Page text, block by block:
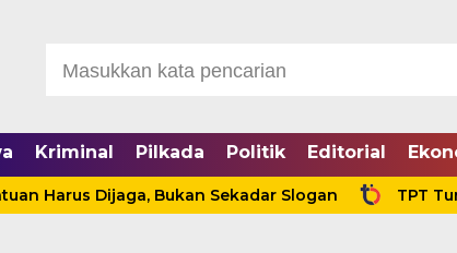
Kriminal Pilkada Politik Editorial
Dijaga, Bukan Sekadar Slogan TPT Turun,